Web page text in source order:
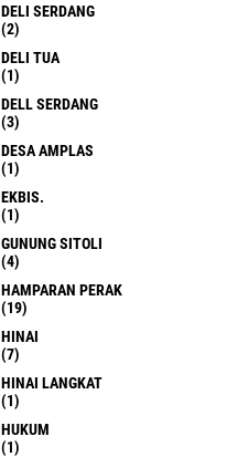
DELI SERDANG
(2)
DELI TUA
(1)
DELL SERDANG
(3)
DESA AMPLAS
(1)
EKBIS.
(1)
GUNUNG SITOLI
(4)
HAMPARAN PERAK
(19)
HINAI
(7)
HINAI LANGKAT
(1)
HUKUM
(1)